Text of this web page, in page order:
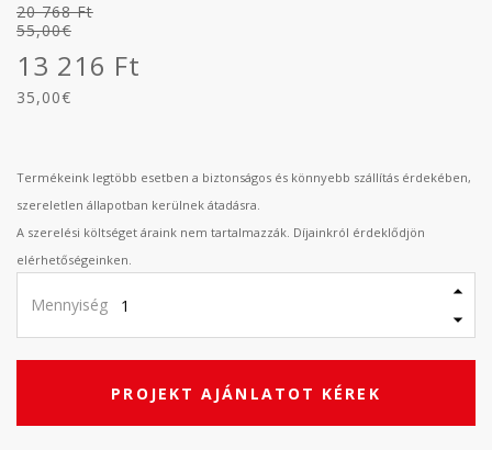
13 216 Ft
35,00€
20 768 Ft
55,00€
Termékeink legtöbb esetben a biztonságos és könnyebb szállítás érdekében,
szereletlen állapotban kerülnek átadásra.
A szerelési költséget áraink nem tartalmazzák. Díjainkról érdeklődjön
elérhetőségeinken.
Mennyiség
PROJEKT AJÁNLATOT KÉREK